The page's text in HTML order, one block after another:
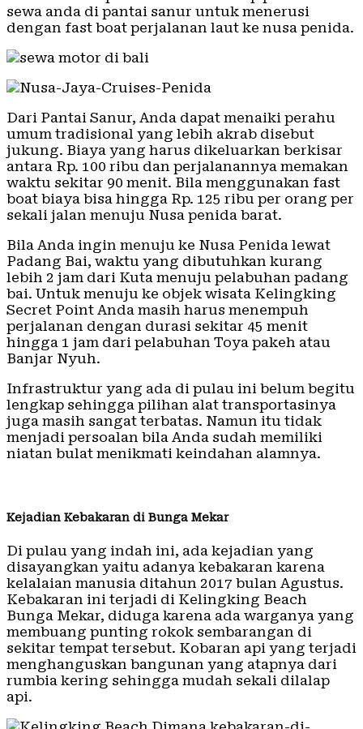
sewa anda di pantai sanur untuk menerusi
dengan fast boat perjalanan laut ke nusa penida.
Dari Pantai Sanur, Anda dapat menaiki perahu
umum tradisional yang lebih akrab disebut
jukung. Biaya yang harus dikeluarkan berkisar
antara Rp. 100 ribu dan perjalanannya memakan
waktu sekitar 90 menit. Bila menggunakan fast
boat biaya bisa hingga Rp. 125 ribu per orang per
sekali jalan menuju Nusa penida barat.
Bila Anda ingin menuju ke Nusa Penida lewat
Padang Bai, waktu yang dibutuhkan kurang
lebih 2 jam dari Kuta menuju pelabuhan padang
bai. Untuk menuju ke objek wisata Kelingking
Secret Point Anda masih harus menempuh
perjalanan dengan durasi sekitar 45 menit
hingga 1 jam dari pelabuhan Toya pakeh atau
Banjar Nyuh.
Infrastruktur yang ada di pulau ini belum begitu
lengkap sehingga pilihan alat transportasinya
juga masih sangat terbatas. Namun itu tidak
menjadi persoalan bila Anda sudah memiliki
niatan bulat menikmati keindahan alamnya.
Kejadian Kebakaran di Bunga Mekar
Di pulau yang indah ini, ada kejadian yang
disayangkan yaitu adanya kebakaran karena
kelalaian manusia ditahun 2017 bulan Agustus.
Kebakaran ini terjadi di Kelingking Beach
Bunga Mekar, diduga karena ada warganya yang
membuang punting rokok sembarangan di
sekitar tempat tersebut. Kobaran api yang terjadi
menghanguskan bangunan yang atapnya dari
rumbia kering sehingga mudah sekali dilalap
api.